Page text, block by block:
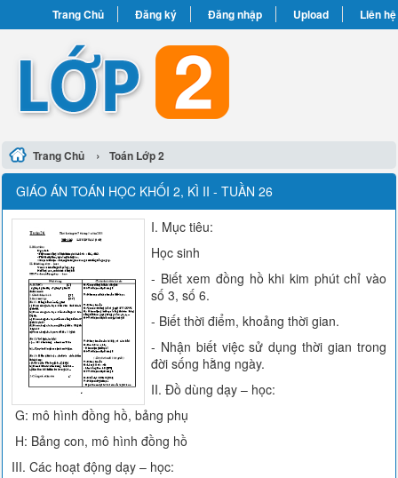
Trang Chủ Đăng ký Đăng nhập Upload Liên hệ
Trang Chủ › Toán Lớp 2
GIÁO ÁN TOÁN HỌC KHỐI 2, KÌ II - TUẦN 26
I. Mục tiêu:
Học sinh
- Biết xem đồng hồ khi kim phút chỉ vào
số 3, số 6.
- Biết thời điểm, khoảng thời gian.
- Nhận biết việc sử dụng thời gian trong
đời sống hằng ngày.
II. Đồ dùng dạy – học:
G: mô hình đồng hồ, bảng phụ
H: Bảng con, mô hình đồng hồ
III. Các hoạt động dạy – học: